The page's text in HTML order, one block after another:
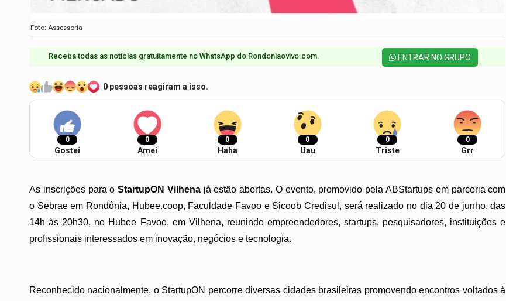
Foto: Assessoria
Receba todas as notícias gratuitamente no WhatsApp do Rondoniaovivo.com.​ ENTRAR NO GRUPO
0 pessoas reagiram a isso.
0
Gostei
0
Amei
0
Haha
0
Uau
0
Triste
0
Grr
As inscrições para oStartupON Vilhenajá estão abertas. O evento, promovido pela ABStartups em parceria com
o Sebrae em Rondônia, Hubee.coop, Faculdade Favoo e Sicoob Credisul, será realizado no dia 20 de junho, das
14h às 20h30, no Hubee Favoo, em Vilhena, reunindo empreendedores, startups, pesquisadores, instituições e
profissionais interessados em inovação, negócios e tecnologia.
Reconhecido nacionalmente, o StartupON percorre diversas cidades brasileiras promovendo encontros voltados à